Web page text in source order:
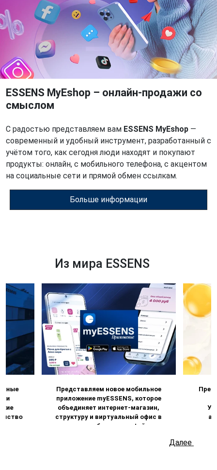
ESSENS MyEshop – онлайн-продажи со
смыслом
С радостью представляем вам ESSENS MyEshop —
современный и удобный инструмент, разработанный с
учётом того, как сегодня люди находят и покупают
продукты: онлайн, с мобильного телефона, с акцентом
на социальные сети и прямой обмен ссылкам.
Больше информации
Из мира ESSENS
Представляем новое мобильное
приложение myESSENS, которое
объединяет интернет-магазин,
структуру и виртуальный офис в
одном удобном интерфейсе.
Далее